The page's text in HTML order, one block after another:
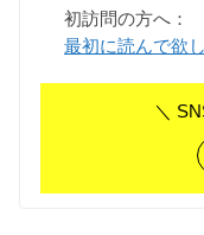
初訪問の方へ：
最初に読んで欲
＼